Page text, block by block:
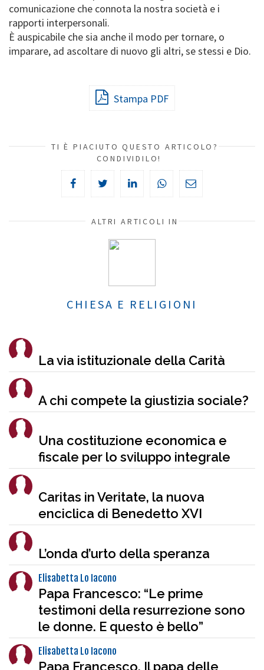
comunicazione che connota la nostra società e i
rapporti interpersonali.
È auspicabile che sia anche il modo per tornare, o
imparare, ad ascoltare di nuovo gli altri, se stessi e Dio.
Stampa PDF
TI È PIACIUTO QUESTO ARTICOLO?
CONDIVIDILO!
ALTRI ARTICOLI IN
CHIESA E RELIGIONI
La via istituzionale della Carità
A chi compete la giustizia sociale?
Una costituzione economica e
fiscale per lo sviluppo integrale
Caritas in Veritate, la nuova
enciclica di Benedetto XVI
L’onda d’urto della speranza
Elisabetta Lo Iacono
Papa Francesco: “Le prime
testimoni della resurrezione sono
le donne. E questo è bello”
Elisabetta Lo Iacono
Papa Francesco. Il papa delle